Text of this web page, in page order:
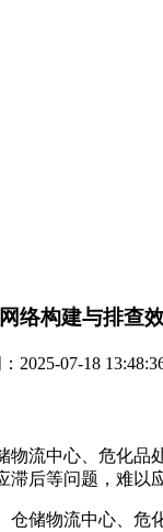
络构建与排查
2025-07-18
流中心、危化
后等问题，难
储物流中心、